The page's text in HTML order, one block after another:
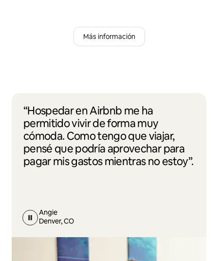
Más información
“Hospedar en Airbnb me ha
permitido vivir de forma muy
cómoda. Como tengo que viajar,
pensé que podría aprovechar para
pagar mis gastos mientras no estoy”.
Angie
Denver, CO